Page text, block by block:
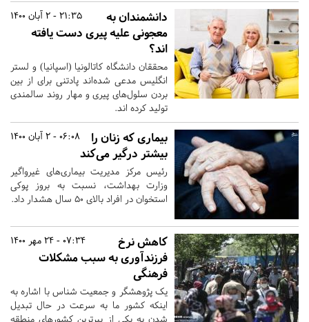
21:35 - 2 آبان 1400
دانشمندان به
معجونی علیه پیری دست یافته‌
اند؟
محققان دانشگاه کاتالونیا (اسپانیا) و لستر
انگلیس مدعی شده‌اند پادتنی برای از بین
بردن سلول‌های پیری و مهار روند سالمندی
تولید کرده اند.
06:08 - 2 آبان 1400
بیماری که زنان را
بیشتر درگیر می‌کند
رئیس مرکز مدیریت بیماری‌های غیرواگیر
وزارت بهداشت، نسبت به بروز پوکی
استخوان در افراد بالای ۵۰ سال هشدار داد.
07:34 - 24 مهر 1400
کاهش نرخ
فرزندآوری به سبب مشکلات
فرهنگی
یک پژوهشگر و جمعیت شناس با اشاره به
اینکه کشور ما به سرعت در حال تبدیل
شدن به یکی از پیرترین کشورهای منطقه